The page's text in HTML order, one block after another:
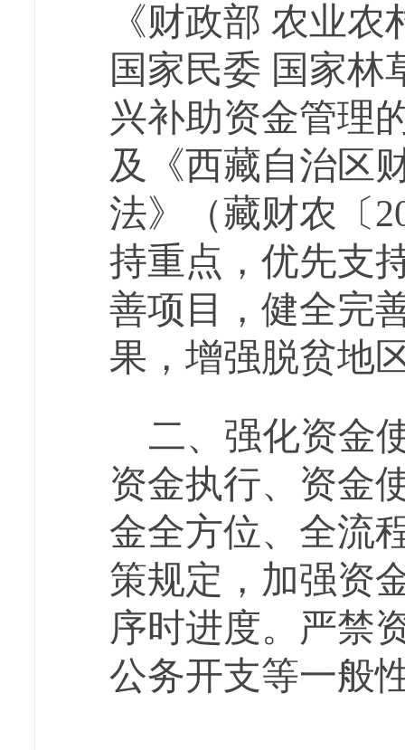
《财政部 农业
国家民委 国家林
兴补助资金管理
及《西藏自治区
法》（藏财农〔
持重点，优先支
善项目，健全完
果，增强脱贫地
二、 强化资金
资金执行、资金
金全方位、全流
策规定，加强资
序时进度。严禁
公务开支等一般